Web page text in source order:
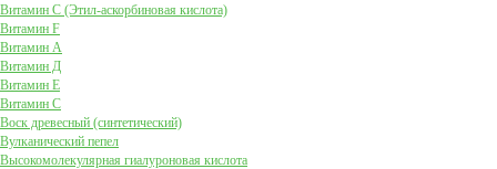
Витамин C (Этил-аскорбиновая кислота)
Витамин F
Витамин А
Витамин Д
Витамин Е
Витамин С
Воск древесный (синтетический)
Вулканический пепел
Высокомолекулярная гиалуроновая кислота